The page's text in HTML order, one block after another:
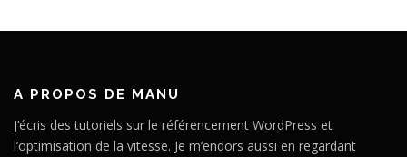
A PROPOS DE MANU
J’écris des tutoriels sur le référencement WordPress et
l’optimisation de la vitesse. Je m’endors aussi en regardant